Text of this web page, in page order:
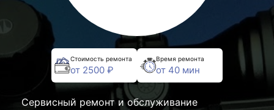
Стоимость ремонта
от 2500 ₽
Время ремонта
от 40 мин
Сервисный ремонт и обслуживание